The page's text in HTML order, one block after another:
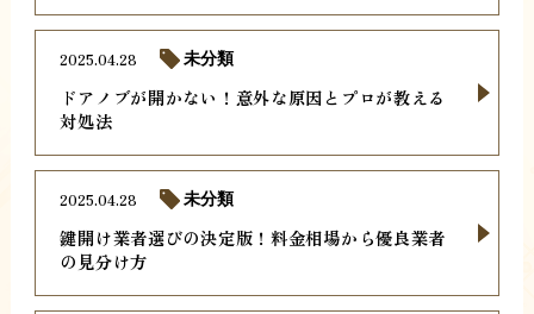
ドアノブが開かない！意外な原因とプロが教える
対処法
2025.04.28 未分類
鍵開け業者選びの決定版！料金相場から優良業者
の見分け方
2025.04.28 未分類